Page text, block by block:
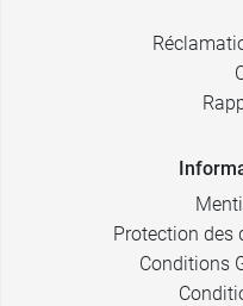
Protection des
Conditions